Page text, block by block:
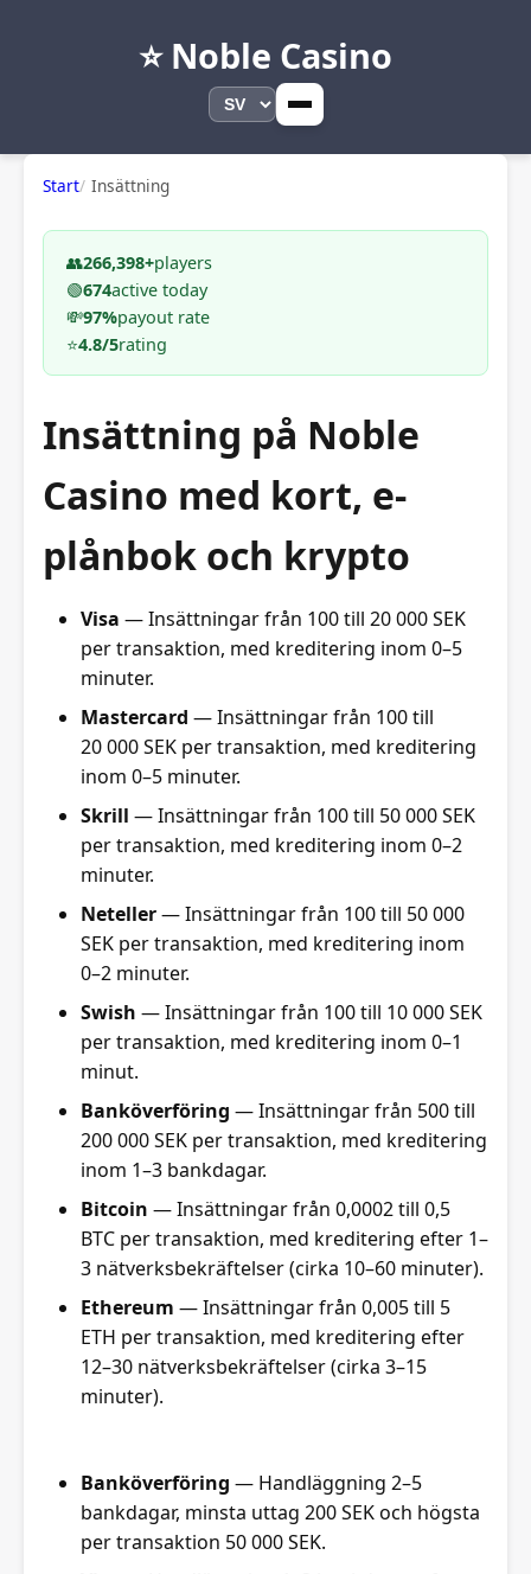
⭐ Noble Casino
Start Insättning
👥266,398+players
🟢674active today
💸97%payout rate
⭐4.8/5rating
Insättning på Noble
Casino med kort, e-
plånbok och krypto
Visa — Insättningar från 100 till 20 000 SEK
per transaktion, med kreditering inom 0–5
minuter.
Mastercard — Insättningar från 100 till
20 000 SEK per transaktion, med kreditering
inom 0–5 minuter.
Skrill — Insättningar från 100 till 50 000 SEK
per transaktion, med kreditering inom 0–2
minuter.
Neteller— Insättningar från 100 till 50 000
SEK per transaktion, med kreditering inom
0–2 minuter.
Swish — Insättningar från 100 till 10 000 SEK
per transaktion, med kreditering inom 0–1
minut.
Banköverföring — Insättningar från 500 till
200 000 SEK per transaktion, med kreditering
inom 1–3 bankdagar.
Bitcoin — Insättningar från 0,0002 till 0,5
BTC per transaktion, med kreditering efter 1–
3 nätverksbekräftelser (cirka 10–60 minuter).
Ethereum — Insättningar från 0,005 till 5
ETH per transaktion, med kreditering efter
12–30 nätverksbekräftelser (cirka 3–15
minuter).
Banköverföring — Handläggning 2–5
bankdagar, minsta uttag 200 SEK och högsta
per transaktion 50 000 SEK.